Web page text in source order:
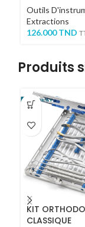
Outils
Extractions
126.000TND
Produits
KIT
CLASSIQUE